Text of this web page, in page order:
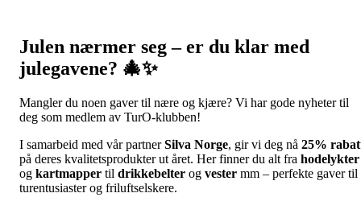
Julen nærmer seg – er du klar med
julegavene? 🎄✨
Mangler du noen gaver til nære og kjære? Vi har gode nyheter til
deg som medlem av TurO-klubben!
I samarbeid med vår partnerSilva Norge, gir vi deg nå 25%
på deres kvalitetsprodukter ut året. Her finner du alt fra hodelykter
og kartmapper til drikkebelter og vester mm – perfekte gaver til
turentusiaster og friluftselskere.